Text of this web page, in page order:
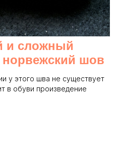
и сложный
шов
у этого шва не существует
в обуви произведение